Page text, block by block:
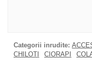
Categorii inrudite:
CHILOTI
CIORAPI